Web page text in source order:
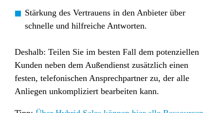
Stärkung des Vertrauens in den Anbieter über
schnelle und hilfreiche Antworten.
Deshalb: Teilen Sie im besten Fall dem potenziellen
Kunden neben dem Außendienst zusätzlich einen
festen, telefonischen Ansprechpartner zu, der alle
Anliegen unkompliziert bearbeiten kann.